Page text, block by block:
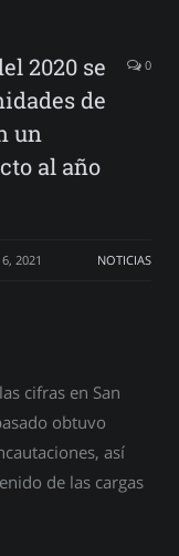
2020 se
de
un
al año
0
2021 NOTICIAS
cifras en San
obtuvo
así
de las cargas